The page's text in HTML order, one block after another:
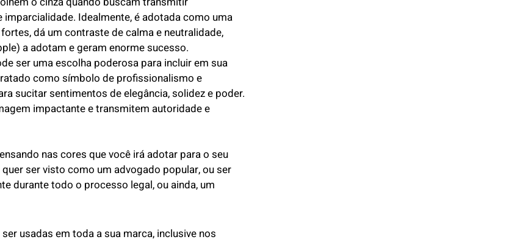
Idealmente, é adotada como uma
dá um contraste de calma e neutralidade,
a adotam e geram enorme sucesso.
ser uma escolha poderosa para incluir em sua
como símbolo de profissionalismo e
sucitar sentimentos de elegância, solidez e poder.
impactante e transmitem autoridade e
nas cores que você irá adotar para o seu
ser visto como um advogado popular, ou ser
durante todo o processo legal, ou ainda, um
usadas em toda a sua marca, inclusive nos